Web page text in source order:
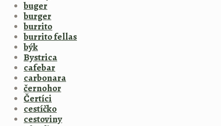
buger
burger
burrito
burrito fellas
býk
Bystrica
cafebar
carbonara
černohor
Čertíci
cestíčko
cestoviny